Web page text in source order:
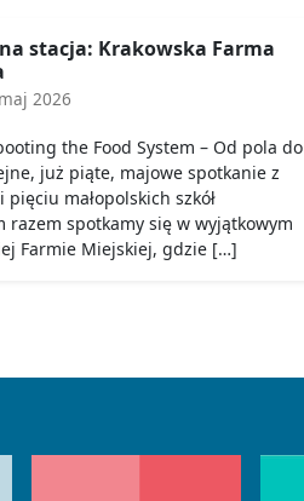
stacja: Krakowska Farma
2026
the Food System – Od pola do
już piąte, majowe spotkanie z
małopolskich szkół
razem spotkamy się w wyjątkowym
Farmie Miejskiej, gdzie […]